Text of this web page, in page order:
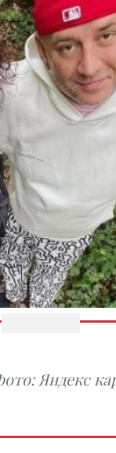
Яндекс